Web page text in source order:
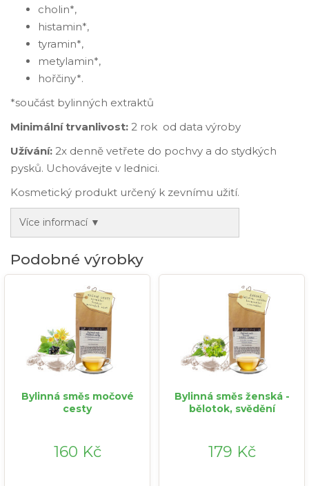
cholin*,
histamin*,
tyramin*,
metylamin*,
hořčiny*.
*součást bylinných extraktů
Minimální trvanlivost: 2 rok od data výroby
Užívání: 2x denně vetřete do pochvy a do stydkých
pysků. Uchovávejte v lednici.
Kosmetický produkt určený k zevnímu užití.
Více informací ▼
Podobné výrobky
Bylinná směs močové
cesty
160 Kč
Bylinná směs ženská -
bělotok, svědění
179 Kč